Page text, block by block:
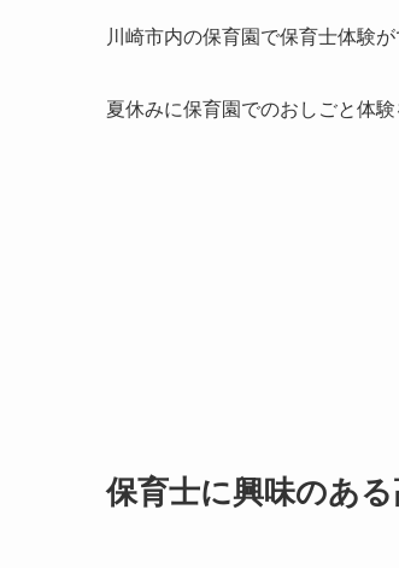
川崎市内の保育園で保育士体験が
夏休みに保育園でのおしごと体
保育士に興味のあ